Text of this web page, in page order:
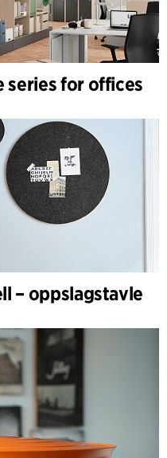
series for offices
– oppslagstavle